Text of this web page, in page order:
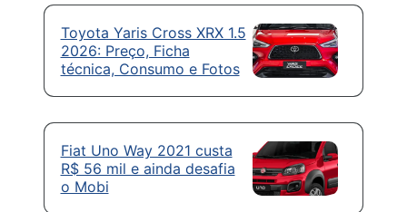
Toyota Yaris Cross XRX 1.5
2026: Preço, Ficha
técnica, Consumo e Fotos
Fiat Uno Way 2021 custa
R$ 56 mil e ainda desafia
o Mobi